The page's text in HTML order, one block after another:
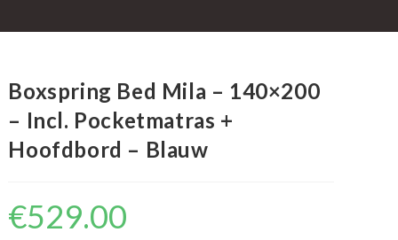
Boxspring Bed Mila – 140×200
– Incl. Pocketmatras +
Hoofdbord – Blauw
€529.00